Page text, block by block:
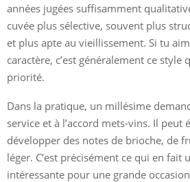
années jugées suffisamment
cuvée plus sélective, souvent plus
et plus apte au vieillissement. Si tu
caractère, c’est généralement ce style
priorité.
Dans la pratique, un millésime
service et à l’accord mets-vins. Il peut
développer des notes de brioche, de
léger. C’est précisément ce qui en fait
intéressante pour une grande